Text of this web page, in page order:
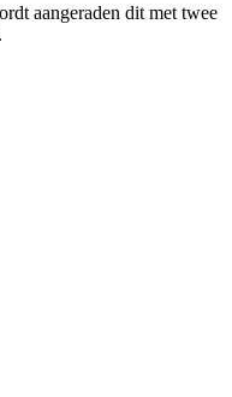
aangeraden dit met twee